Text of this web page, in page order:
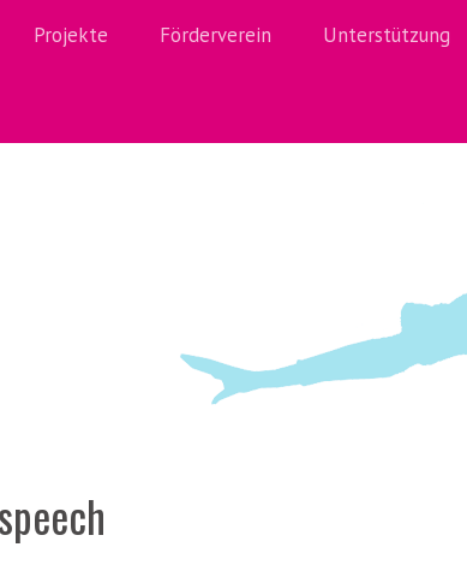
Projekte Förderverein Unterstützung